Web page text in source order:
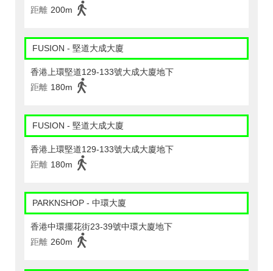
距離 200m
FUSION - 堅道大成大廈
香港上環堅道129-133號大成大廈地下
距離 180m
FUSION - 堅道大成大廈
香港上環堅道129-133號大成大廈地下
距離 180m
PARKNSHOP - 中環大廈
香港中環擺花街23-39號中環大廈地下
距離 260m